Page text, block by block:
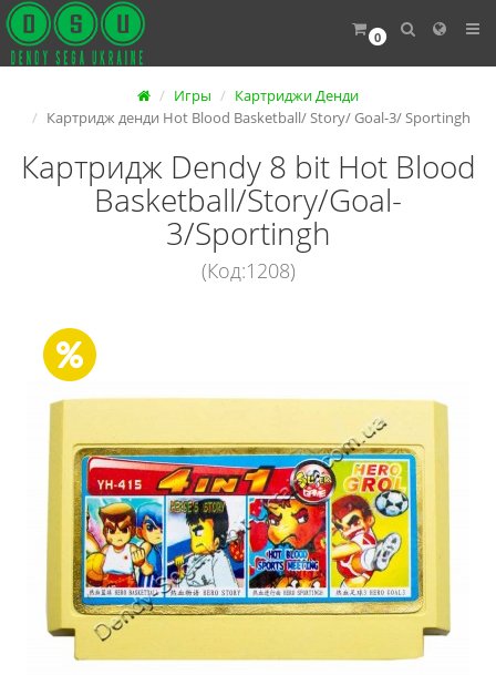
0
Игры
Картриджи Денди
Картридж денди Hot Blood Basketball/ Story/ Goal-3/ Sportingh
Картридж Dendy 8 bit Hot Blood
Basketball/Story/Goal-
3/Sportingh
(Код:1208)